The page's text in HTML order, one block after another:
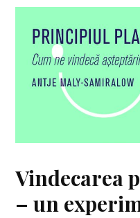
Vindecarea
– un